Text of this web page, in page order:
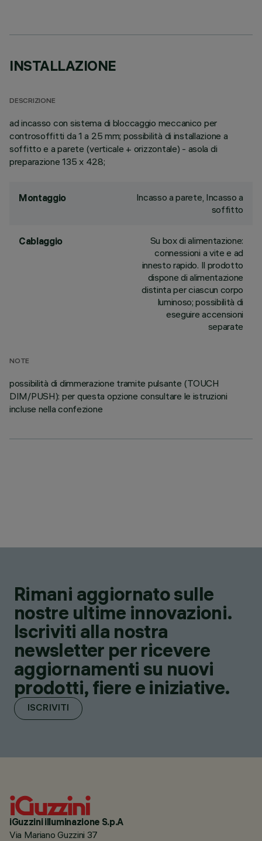
INSTALLAZIONE
DESCRIZIONE
ad incasso con sistema di bloccaggio meccanico per
controsoffitti da 1 a 25 mm; possibilità di installazione a
soffitto e a parete (verticale + orizzontale) - asola di
preparazione 135 x 428;
Montaggio
Incasso a parete, Incasso a
soffitto
Cablaggio
Su box di alimentazione:
connessioni a vite e ad
innesto rapido. Il prodotto
dispone di alimentazione
distinta per ciascun corpo
luminoso; possibilità di
eseguire accensioni
separate
NOTE
possibilità di dimmerazione tramite pulsante (TOUCH
DIM/PUSH): per questa opzione consultare le istruzioni
incluse nella confezione
Rimani aggiornato sulle
nostre ultime innovazioni.
Iscriviti alla nostra
newsletter per ricevere
aggiornamenti su nuovi
prodotti, fiere e iniziative.
ISCRIVITI
iGuzzini illuminazione S.p.A
Via Mariano Guzzini 37